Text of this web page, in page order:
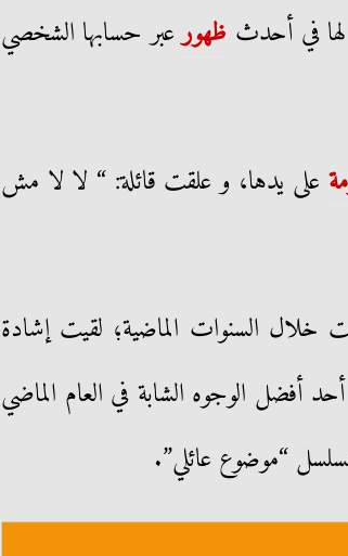
في أحدث ظهورعبر حسابها الشخصي
على يدها، و علقت قائلة: “ لا لا مش
خلال السنوات الماضية؛ لقيت إشادة
أفضل الوجوه الشابة في العام الماضي